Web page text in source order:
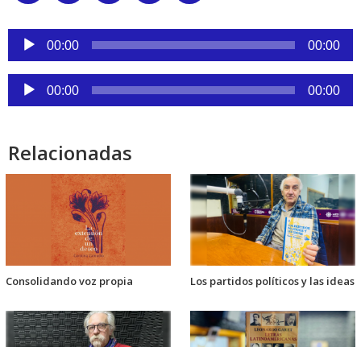
Reproductor
audio
00:00 00:00
Reproductor
de
00:00 00:00
Relacionadas
Consolidando voz propia Los partidos políticos y las ideas